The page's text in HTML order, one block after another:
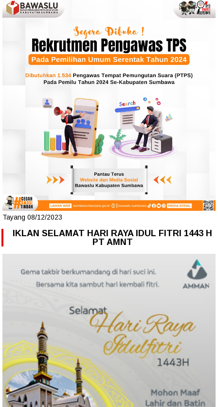
Tayang 08/12/2023
IKLAN SELAMAT HARI RAYA IDUL FITRI 1443 H
PT AMNT